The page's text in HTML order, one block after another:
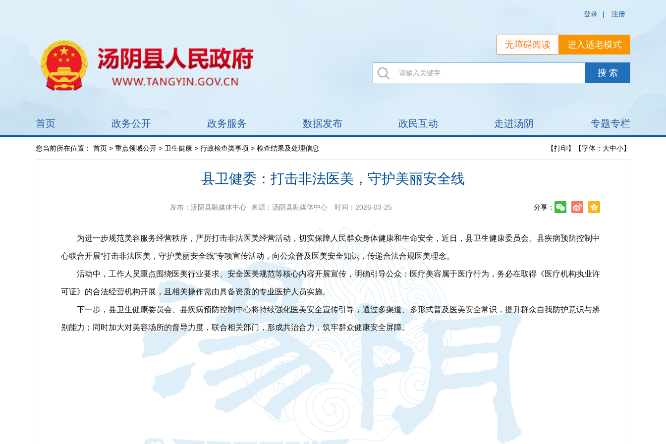
登录 | 注册
进入适老模式
无障碍阅读
首页 政务公开 政务服务 数据发布 政民互动 走进汤阴 专题专栏
您当前所在位置： 首页 > 重点领域公开 > 卫生健康 > 行政检查类事项 > 检查结果及处理信息 【打印】 【字体： 大中小】
县卫健委：打击非法医美，守护美丽安全线
发布：汤阴县融媒体中心 来源：汤阴县融媒体中心 时间：2026-03-25 分享：
为进一步规范美容服务经营秩序，严厉打击非法医美经营活动，切实保障人民群众身体健康和生命安全，近日，县卫生健康委员会、县疾病预防控制中
心联合开展“打击非法医美，守护美丽安全线”专项宣传活动，向公众普及医美安全知识，传递合法合规医美理念。
活动中，工作人员重点围绕医美行业要求、安全医美规范等核心内容开展宣传，明确引导公众：医疗美容属于医疗行为，务必在取得《医疗机构执业许
可证》的合法经营机构开展，且相关操作需由具备资质的专业医护人员实施。
下一步，县卫生健康委员会、县疾病预防控制中心将持续强化医美安全宣传引导，通过多渠道、多形式普及医美安全常识，提升群众自我防护意识与辨
别能力；同时加大对美容场所的督导力度，联合相关部门，形成共治合力，筑牢群众健康安全屏障。